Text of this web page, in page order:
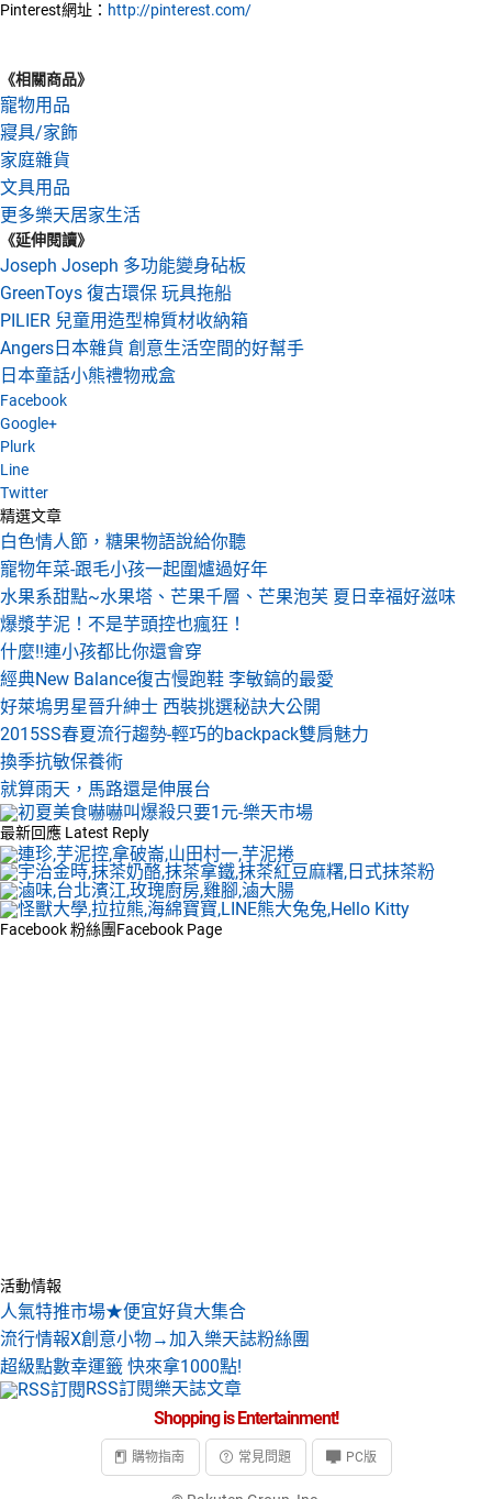
Pinterest網址： http://pinterest.com/
《相關商品》
寵物用品
寢具/家飾
家庭雜貨
文具用品
更多樂天居家生活
《延伸閱讀》
Joseph Joseph 多功能變身砧板
GreenToys 復古環保 玩具拖船
PILIER 兒童用造型棉質材收納箱
Angers日本雜貨 創意生活空間的好幫手
日本童話小熊禮物戒盒
Facebook
Google+
Plurk
Line
Twitter
精選文章
白色情人節，糖果物語說給你聽
寵物年菜-跟毛小孩一起圍爐過好年
水果系甜點~水果塔、芒果千層、芒果泡芙 夏日幸福好滋味
爆漿芋泥！不是芋頭控也瘋狂！
什麼!!連小孩都比你還會穿
經典New Balance復古慢跑鞋 李敏鎬的最愛
好萊塢男星晉升紳士 西裝挑選秘訣大公開
2015SS春夏流行趨勢-輕巧的backpack雙肩魅力
換季抗敏保養術
就算雨天，馬路還是伸展台
最新回應 Latest Reply
Facebook 粉絲團Facebook Page
活動情報
人氣特推市場★便宜好貨大集合
流行情報X創意小物→加入樂天誌粉絲團
超級點數幸運籤 快來拿1000點!
RSS訂閱樂天誌文章
Shopping is Entertainment!
購物指南 常見問題 PC版